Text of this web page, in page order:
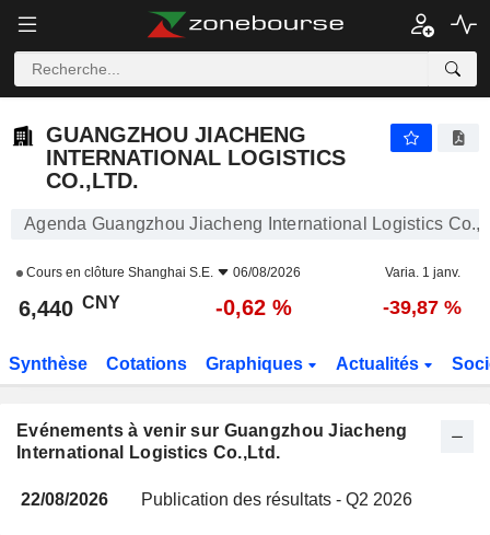
GUANGZHOU JIACHENG
INTERNATIONAL LOGISTICS
CO.,LTD.
Agenda Guangzhou Jiacheng International Logistics
Cours en clôture Shanghai S.E. 06/08/2026 Varia. 1 janv.
6,440 CNY -0,62 % -39,87 %
Synthèse Cotations Graphiques Actualités
Evénements à venir sur Guangzhou Jiacheng
International Logistics Co.,Ltd.
22/08/2026 Publication des résultats - Q2 2026